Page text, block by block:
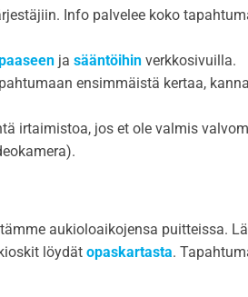
Info palvelee koko
ja sääntöihinverkkosivuilla.
ensimmäistä kertaa,
irtaimistoa, jos et ole valmis
aukioloaikojensa puitteissa.
löydät opaskartasta.